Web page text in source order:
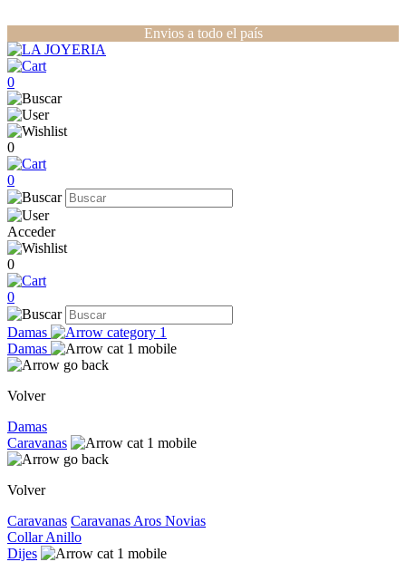
Envios a todo el país
0
0
0
Acceder
0
0
Damas
Damas
Volver
Damas
Caravanas
Volver
Caravanas Caravanas Aros Novias
CollarAnillo
Dijes